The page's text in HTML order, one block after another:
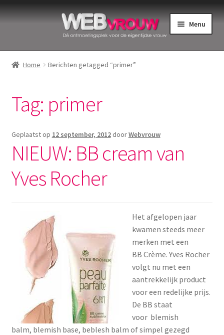
Ga
Ga
Menu
Home
Intiemverzorging
Menstruatiedisks
Menstruatiecups
Menstruatieondergoed
Menstruatiesponsjes
Seksualiteit
Tampons
Stimulatie, vibrators
Home Berichten getagged “primer”
Tag: primer
Geplaatst op 12 september, 2012 doorWebvrouw
NIEUW: BB cream van
Yves Rocher
Het afgelopen jaar
kwamen steeds meer
merken met een
BB Crème. Yves Rocher
volgt nu met een
aantrekkelijk product
voor een redelijke prijs.
De BB staat
voor blemish
balm, blemish base, beblesh balm of simpel gezegd